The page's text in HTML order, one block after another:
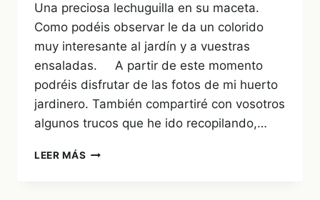
Una preciosa lechuguilla en su maceta.
Como podéis observar le da un colorido
muy interesante al jardín y a vuestras
ensaladas. A partir de este momento
podréis disfrutar de las fotos de mi huerto
jardinero. También compartiré con vosotros
algunos trucos que he ido recopilando,…
LEER MÁS LECHUGAS